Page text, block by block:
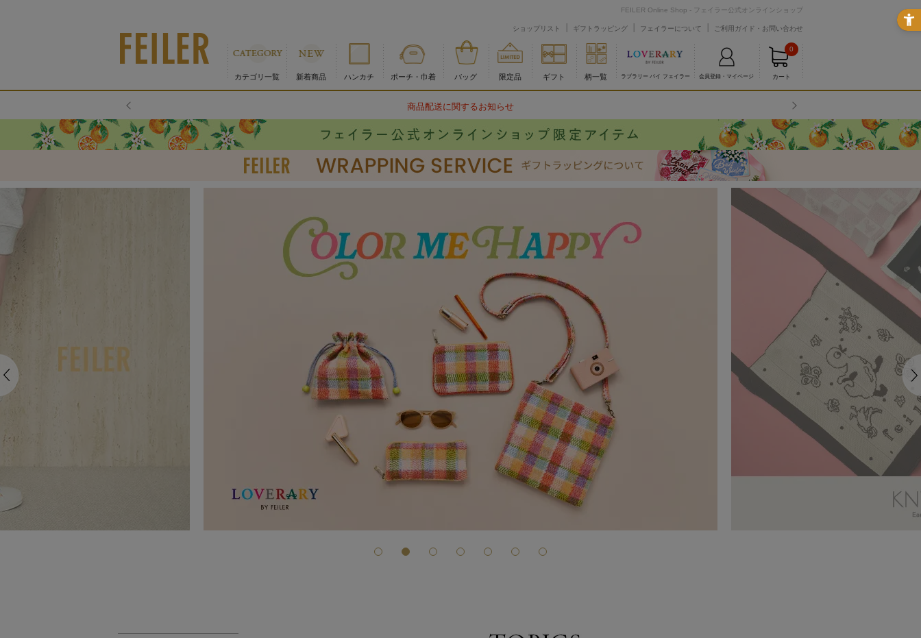
FEILER Online Shop - フェイラー公式オンラインショップ
ショップリスト ギフトラッピング フェイラーについて ご利用ガイド・お問い合わせ
カテゴリ一覧 新着商品 ハンカチ ポーチ・巾着 バッグ 限定品 ギフト 柄一覧 ラブラリー バイ フェイラー 会員登録・マイページ カート
0
物流倉庫の休業に伴う配送のお知らせ